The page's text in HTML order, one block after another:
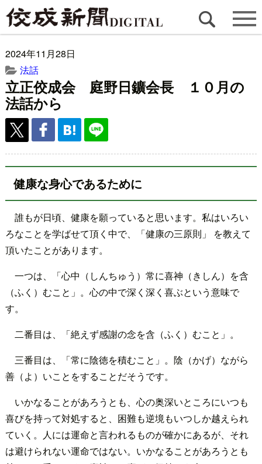
2024年11月28日
法話
立正佼成会 庭野日鑛会長 １０月の
法話から
健康な身心であるために
誰もが日頃、健康を願っていると思います。私はいろい
ろなことを学ばせて頂く中で、「健康の三原則」 を教えて
頂いたことがあります。
一つは、「心中（しんちゅう）常に喜神（きしん）を含
（ふく）むこと」。心の中で深く深く喜ぶという意味で
す。
二番目は、「絶えず感謝の念を含（ふく）むこと」。
三番目は、「常に陰徳を積むこと」。陰（かげ）ながら
善（よ）いことをすることだそうです。
いかなることがあろうとも、心の奥深いところにいつも
喜びを持って対処すると、困難も逆境もいつしか越えられ
ていく。人には運命と言われるものが確かにあるが、それ
は避けられない運命ではない。いかなることがあろうとも